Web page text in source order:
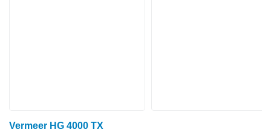
Vermeer HG 4000 TX